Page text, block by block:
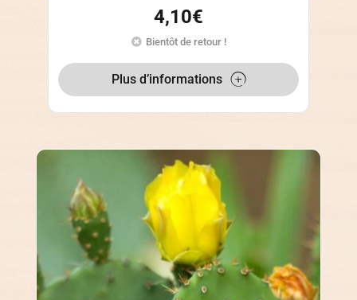
4,10€
Bientôt de retour !
Plus d’informations